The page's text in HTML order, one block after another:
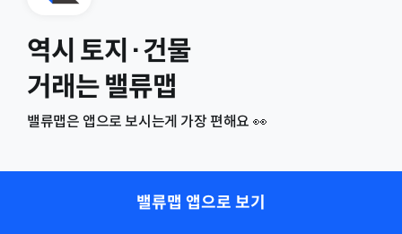
역시 토지·건물
거래는 밸류맵
밸류맵은 앱으로 보시는게 가장 편해요 👀
밸류맵 앱으로 보기